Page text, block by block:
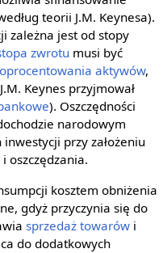
teorii J.M. Keynesa).
zależna jest od stopy
zwrotu musi być
oprocentowania aktywów,
Keynes przyjmował
). Oszczędności
narodowym
przy założeniu
oszczędzania.
kosztem obniżenia
gdyż przyczynia się do
sprzedaż towarówi
do dodatkowych